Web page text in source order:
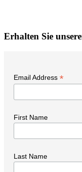
Erhalten Sie
Email Address *
First Name
Last Name